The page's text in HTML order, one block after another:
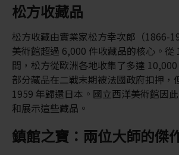
松方收藏品
松方收藏由實業家松方幸次郎（1866-
美術館超過 6,000 件收藏品的核心。從
間，松方從歐洲各地收集了多達
部分藏品在二戰末期被法國政府扣押，
1959 年歸還日本。國立西洋美術館因
和展示這些藏品。
鎮館之寶：兩位大師的傑